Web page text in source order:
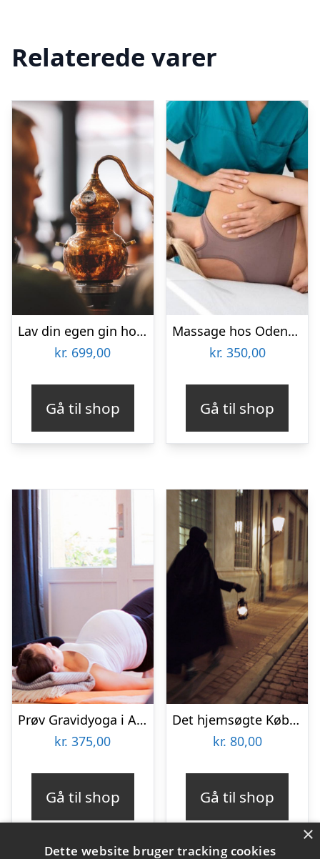
Relaterede varer
Lav din egen gin hos GinSkolen Haslev
kr. 699,00
Gå til shop
Massage hos Odense Skønhedsklinik
kr. 350,00
Gå til shop
Prøv Gravidyoga i Aarhus
kr. 375,00
Gå til shop
Det hjemsøgte København med Ghosttour
kr. 80,00
Gå til shop
×
Dette website bruger tracking cookies